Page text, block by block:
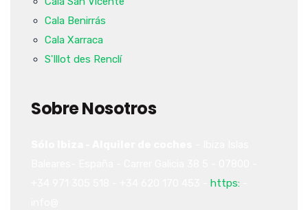
Cala Benirrás
Cala Xarraca
S'Illot des Renclí
Sobre Nosotros
https: